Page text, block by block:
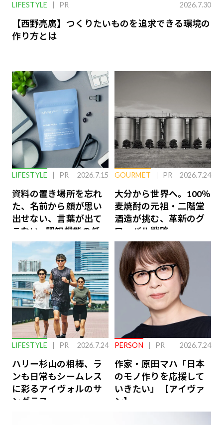
LIFESTYLE PR 2026.7.30
【西野亮廣】つくりたいものを追求できる環境の
作り方とは
LIFESTYLE PR 2026.7.15
資料の置き場所を忘れ
た、名前から顔が思い
出せない、言葉が出て
こない…認知機能の低
下を救う、脳のインナ
ーケアとは
GOURMET PR 2026.7.24
大分から世界へ。100％
麦焼酎の元祖・二階堂
酒造が挑む、革新のグ
ローバル戦略
LIFESTYLE PR 2026.7.24
ハリー杉山の相棒、ラ
ンも日常もシームレス
に彩るアイヴォルのサ
ングラス
PERSON PR 2026.7.24
作家・原田マハ「日本
のモノ作りを応援して
いきたい」【アイヴァ
ン】